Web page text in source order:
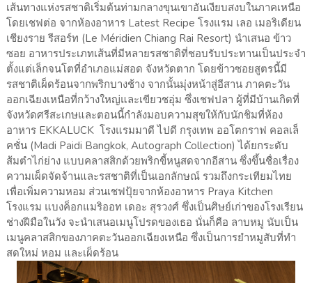
เส้นทางแห่งรสชาติเริ่มต้นท่ามกลางขุนเขาอันเงียบสงบในภาคเหนือ
โดยเชฟต่อ จากห้องอาหาร Latest Recipe โรงแรม เลอ เมอริเดียน
เชียงราย รีสอร์ท (Le Méridien Chiang Rai Resort) นำเสนอ ข้าว
ซอย อาหารประเภทเส้นที่มีหลายรสชาติที่ชอบรับประทานเป็นประจำ
ตั้งแต่เล็กจนโตที่อำเภอแม่สอด จังหวัดตาก โดยข้าวซอยสูตรนี้มี
รสชาติเผ็ดร้อนจากพริกบางช้าง จากนั้นมุ่งหน้าสู่อีสาน ภาคตะวัน
ออกเฉียงเหนือที่กว้างใหญ่และเขียวชอุ่ม ซึ่งเชฟปลา ผู้ที่มีบ้านเกิดที่
จังหวัดศรีสะเกษและตอนนี้กำลังมอบความสุขให้กับนักชิมที่ห้อง
อาหาร EKKALUCK โรงแรมมาดี ไปดี กรุงเทพ ออโตกราฟ คอลเล็
คชั่น (Madi Paidi Bangkok, Autograph Collection) ได้ยกระดับ
ส้มตำไก่ย่าง แบบคลาสสิกด้วยพริกขี้หนูสดจากอีสาน ซึ่งขึ้นชื่อเรื่อง
ความเผ็ดจัดจ้านและรสชาติที่เป็นเอกลักษณ์ รวมถึงกระเทียมไทย
เพื่อเพิ่มความหอม ส่วนเชฟปุ้ยจากห้องอาหาร Praya Kitchen
โรงแรม แบงค็อกแมริออท เดอะ สุรวงศ์ ซึ่งเป็นศิษย์เก่าของโรงเรียน
ช่างฝีมือในวัง จะนำเสนอเมนูโปรดของเธอ นั่นก็คือ ลาบหมู นับเป็น
เมนูคลาสสิกของภาคตะวันออกเฉียงเหนือ ซึ่งเป็นการยำหมูสับที่ทำ
สดใหม่ หอม และเผ็ดร้อน